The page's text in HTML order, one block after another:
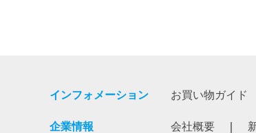
インフォメーション お買い物ガイド
企業情報 会社概要